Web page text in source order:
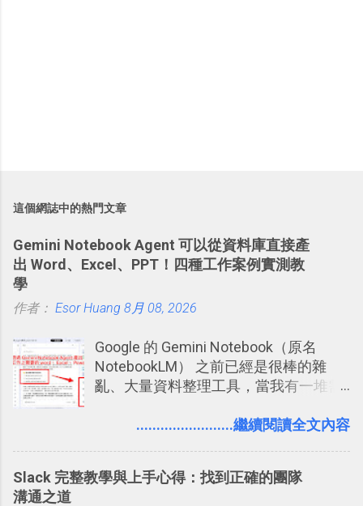
這個網誌中的熱門文章
Gemini Notebook Agent 可以從資料庫直接產
出 Word、Excel、PPT！四種工作案例實測教
學
作者： Esor Huang 8月 08, 2026
Google 的 Gemini Notebook（原名
NotebookLM） 之前已經是很棒的雜
亂、大量資料整理工具，當我有一堆需
量格式不一的混亂工作文件需要彙整，
Codex 這樣的 AI 工作作進階處理。
........................繼續閱讀全文內容
Slack 完整教學與上手心得：找到正確的團隊
溝通之道